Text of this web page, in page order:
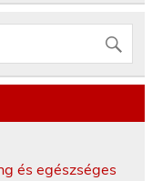
és egészséges